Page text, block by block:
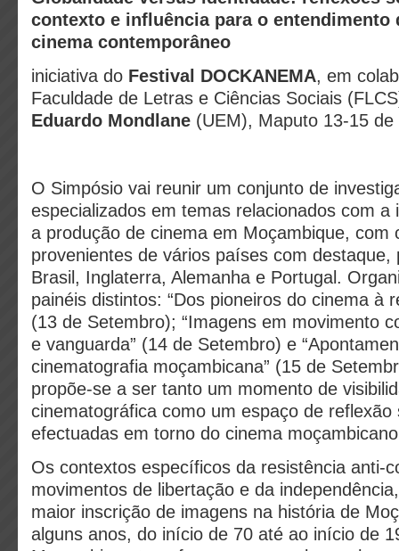
contexto e influência para o entendimento
cinema contemporâneo
iniciativa do Festival DOCKANEMA, em
Faculdade de Letras e Ciências Sociais
Eduardo Mondlane (UEM), Maputo 13-15 de
O Simpósio vai reunir um conjunto de
especializados em temas relacionados com a
a produção de cinema em Moçambique, com
provenientes de vários países com destaque,
Brasil, Inglaterra, Alemanha e Portugal.
painéis distintos: “Dos pioneiros do cinema à
(13 de Setembro); “Imagens em movimento
e vanguarda” (14 de Setembro) e
cinematografia moçambicana” (15 de
propõe-se a ser tanto um momento de
cinematográfica como um espaço de reflexão
efectuadas em torno do cinema
Os contextos específicos da resistência anti-
movimentos de libertação e da
maior inscrição de imagens na história de
alguns anos, do início de 70 até ao início de